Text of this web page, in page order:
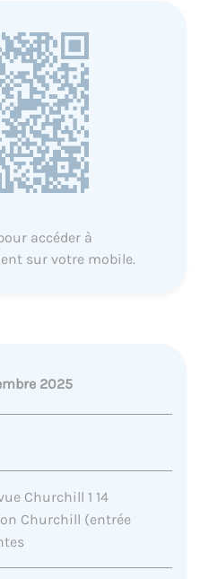
accéder à
sur votre mobile.
2025
Churchill 1 14
Churchill (entrée